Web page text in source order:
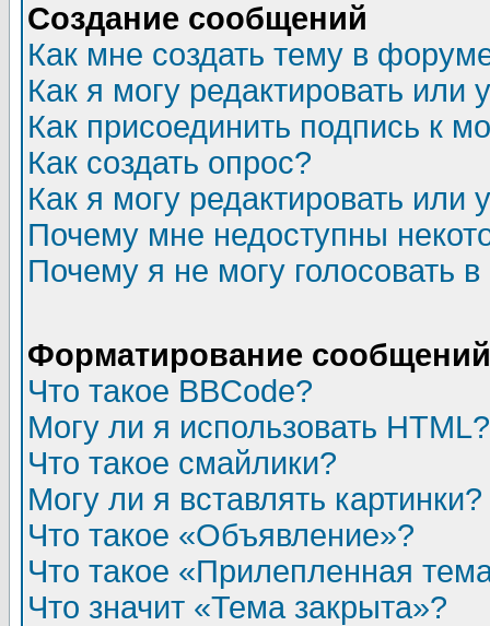
Создание сообщений
Как мне создать тему в
Как я могу редактировать или
Как присоединить подпись к
Как создать опрос?
Как я могу редактировать или
Почему мне недоступны
Почему я не могу голосовать
Форматирование
Что такое BBCode?
Могу ли я использовать HTML?
Что такое смайлики?
Могу ли я вставлять картинки?
Что такое «Объявление»?
Что такое «Прилепленная
Что значит «Тема закрыта»?